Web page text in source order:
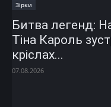
Зірки
Битва легенд:
Тіна Кароль
кріслах...
07.08.2026